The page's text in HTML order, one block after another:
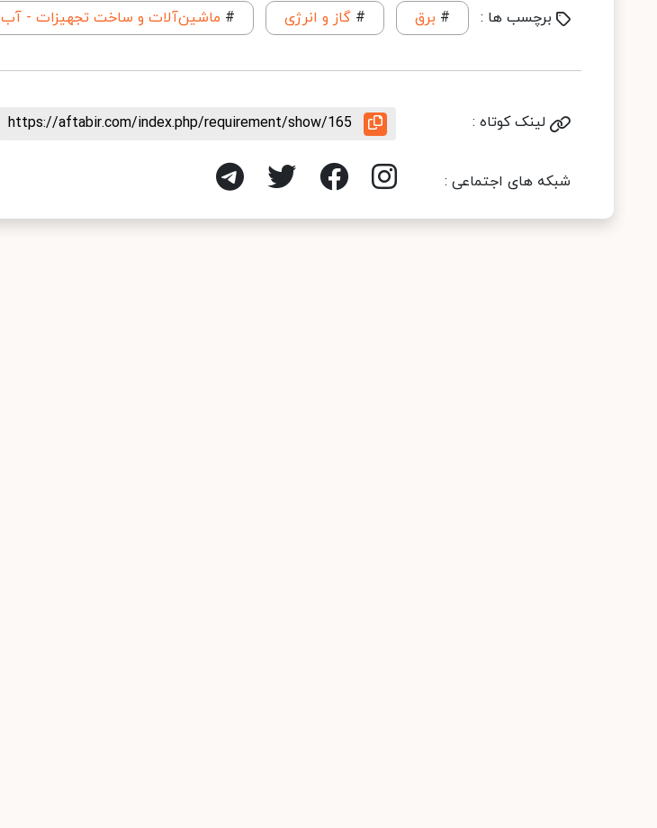
برچسب ها : # برق # گاز و انرژی # ماشین‌آلات و ساخت تجهیزات - آب
لینک کوتاه : https://aftabir.com/index.php/requirement/show/165
شبکه های اجتماعی :